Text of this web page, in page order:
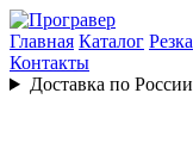
Главная Каталог Резка
Контакты
Доставка по России